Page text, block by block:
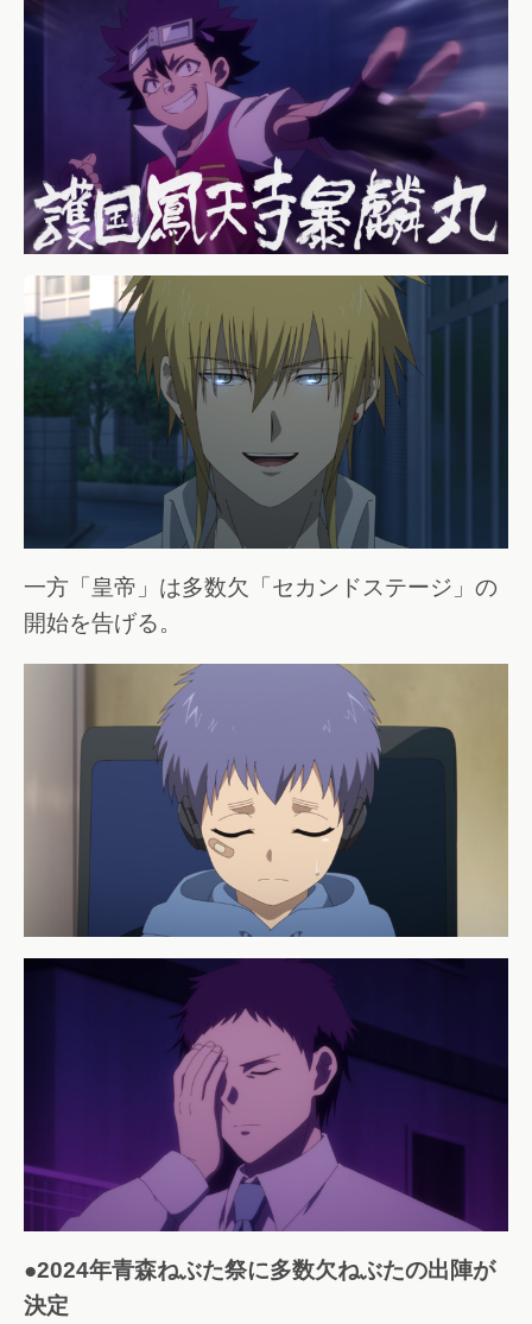
一方「皇帝」は多数欠「セカンドステージ」の
開始を告げる。
●2024年青森ねぶた祭に多数欠ねぶたの出陣が
決定